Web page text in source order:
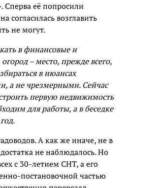
Сперва её попросили
согласилась возглавить
не могут.
в финансовые и
– место, прежде всего,
в нюансах
а не чрезмерными. Сейчас
первую недвижимость
для работы, а в беседке
А как же иначе, не в
не наблюдалось. Но
с 30-летием СНТ, а его
постановочной частью